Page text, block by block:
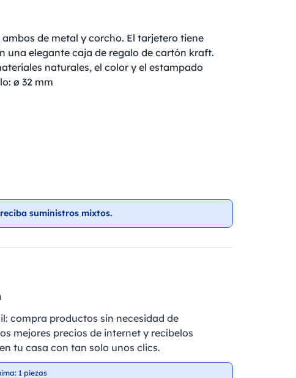
de metal y corcho. El tarjetero tiene
una elegante caja de regalo de cartón kraft.
naturales, el color y el estampado
ø 32 mm
suministros mixtos.
compra productos sin necesidad de
mejores precios de internet y recíbelos
tu casa con tan solo unos clics.
1 piezas